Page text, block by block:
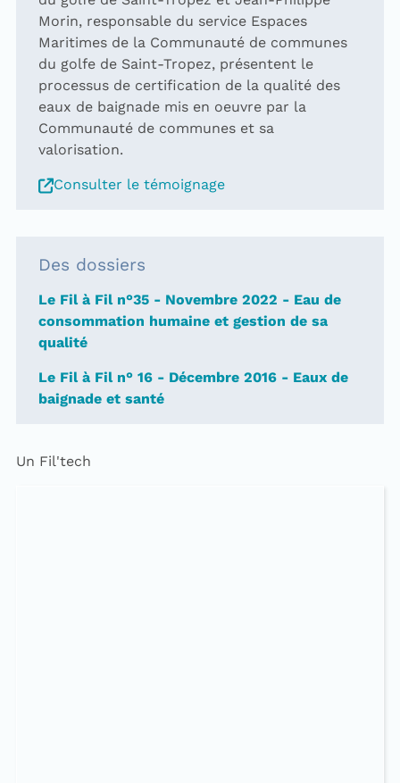
Morin, responsable du service Espaces
Maritimes de la Communauté de communes
du golfe de Saint-Tropez, présentent le
processus de certification de la qualité des
eaux de baignade mis en oeuvre par la
Communauté de communes et sa
valorisation.
Consulter le témoignage
Des dossiers
Le Fil à Fil n°35 - Novembre 2022 - Eau de
consommation humaine et gestion de sa
qualité
Le Fil à Fil n° 16 - Décembre 2016 - Eaux de
baignade et santé
Un Fil'tech